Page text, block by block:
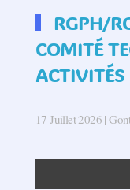
RGPH/
COMITÉ
17 Juillet 2026 |